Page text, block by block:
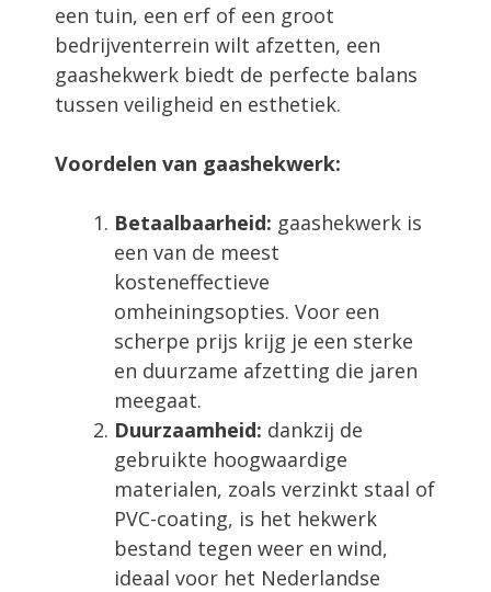
een tuin, een erf of een groot
bedrijventerrein wilt afzetten, een
gaashekwerk biedt de perfecte balans
tussen veiligheid en esthetiek.
Voordelen van gaashekwerk:
Betaalbaarheid: gaashekwerk is
een van de meest
kosteneffectieve
omheiningsopties. Voor een
scherpe prijs krijg je een sterke
en duurzame afzetting die jaren
meegaat.
Duurzaamheid: dankzij de
gebruikte hoogwaardige
materialen, zoals verzinkt staal of
PVC-coating, is het hekwerk
bestand tegen weer en wind,
ideaal voor het Nederlandse